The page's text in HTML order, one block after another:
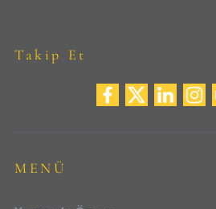
Takip Et
MENÜ